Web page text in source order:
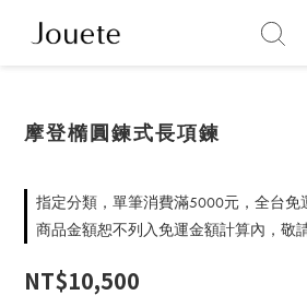
摩登橢圓鍊式長項鍊
指定分類，單筆消費滿5000元，全台免
商品金額恕不列入免運金額計算內，敬
NT$10,500